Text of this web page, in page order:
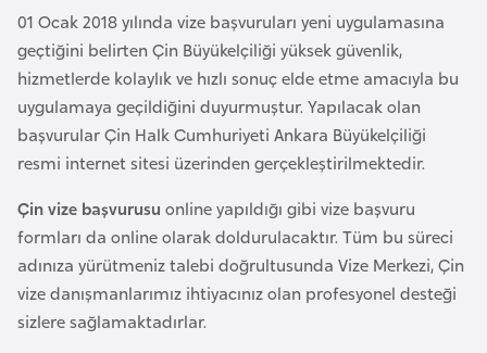
01 Ocak 2018 yılında vize başvuruları yeni uygulamasına
geçtiğini belirten Çin Büyükelçiliği yüksek güvenlik,
hizmetlerde kolaylık ve hızlı sonuç elde etme amacıyla bu
uygulamaya geçildiğini duyurmuştur. Yapılacak olan
başvurular Çin Halk Cumhuriyeti Ankara Büyükelçiliği
resmi internet sitesi üzerinden gerçekleştirilmektedir.
Çin vize başvurusu online yapıldığı gibi vize başvuru
formları da online olarak doldurulacaktır. Tüm bu süreci
adınıza yürütmeniz talebi doğrultusunda Vize Merkezi, Çin
vize danışmanlarımız ihtiyacınız olan profesyonel desteği
sizlere sağlamaktadırlar.
H
e
r
s
e
k
B
u
l
g